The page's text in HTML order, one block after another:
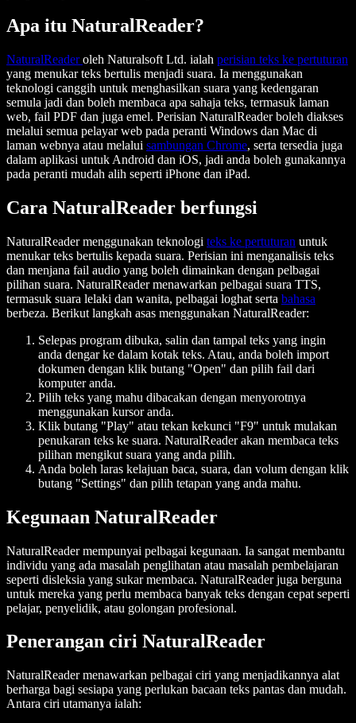
Apa itu NaturalReader?
NaturalReaderoleh Naturalsoft Ltd. ialah perisian teks ke pertuturan
yang menukar teks bertulis menjadi suara. Ia menggunakan
teknologi canggih untuk menghasilkan suara yang kedengaran
semula jadi dan boleh membaca apa sahaja teks, termasuk laman
web, fail PDF dan juga emel. Perisian NaturalReader boleh diakses
melalui semua pelayar web pada peranti Windows dan Mac di
laman webnya atau melalui sambungan Chrome, serta tersedia juga
dalam aplikasi untuk Android dan iOS, jadi anda boleh gunakannya
pada peranti mudah alih seperti iPhone dan iPad.
Cara NaturalReader berfungsi
NaturalReader menggunakan teknologi teks ke pertuturan untuk
menukar teks bertulis kepada suara. Perisian ini menganalisis teks
dan menjana fail audio yang boleh dimainkan dengan pelbagai
pilihan suara. NaturalReader menawarkan pelbagai suara TTS,
termasuk suara lelaki dan wanita, pelbagai loghat serta bahasa
berbeza. Berikut langkah asas menggunakan NaturalReader:
Selepas program dibuka, salin dan tampal teks yang ingin
anda dengar ke dalam kotak teks. Atau, anda boleh import
dokumen dengan klik butang "Open" dan pilih fail dari
komputer anda.
Pilih teks yang mahu dibacakan dengan menyorotnya
menggunakan kursor anda.
Klik butang "Play" atau tekan kekunci "F9" untuk mulakan
penukaran teks ke suara. NaturalReader akan membaca teks
pilihan mengikut suara yang anda pilih.
Anda boleh laras kelajuan baca, suara, dan volum dengan klik
butang "Settings" dan pilih tetapan yang anda mahu.
Kegunaan NaturalReader
NaturalReader mempunyai pelbagai kegunaan. Ia sangat membantu
individu yang ada masalah penglihatan atau masalah pembelajaran
seperti disleksia yang sukar membaca. NaturalReader juga berguna
untuk mereka yang perlu membaca banyak teks dengan cepat seperti
pelajar, penyelidik, atau golongan profesional.
Penerangan ciri NaturalReader
NaturalReader menawarkan pelbagai ciri yang menjadikannya alat
berharga bagi sesiapa yang perlukan bacaan teks pantas dan mudah.
Antara ciri utamanya ialah: